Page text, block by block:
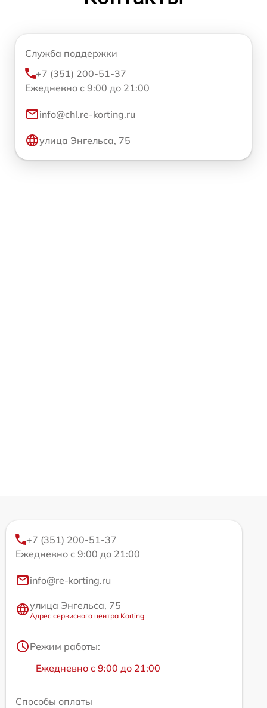
Служба поддержки
+7 (351) 200-51-37
Ежедневно с 9:00 до 21:00
info@chl.re-korting.ru
улица Энгельса, 75
+7 (351) 200-51-37
Ежедневно с 9:00 до 21:00
info@re-korting.ru
улица Энгельса, 75
Адрес сервисного центра Korting
Режим работы:
Ежедневно с 9:00 до 21:00
Способы оплаты